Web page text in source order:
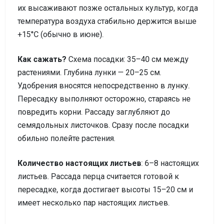
их высаживают позже остальных культур, когда
температура воздуха стабильно держится выше
+15°C (обычно в июне).
Как сажать? Схема посадки: 35–40 см между
растениями. Глубина лунки — 20–25 см.
Удобрения вносятся непосредственно в лунку.
Пересадку выполняют осторожно, стараясь не
повредить корни. Рассаду заглубляют до
семядольных листочков. Сразу после посадки
обильно полейте растения.
Количество настоящих листьев: 6–8 настоящих
листьев. Рассада перца считается готовой к
пересадке, когда достигает высоты 15–20 см и
имеет несколько пар настоящих листьев.